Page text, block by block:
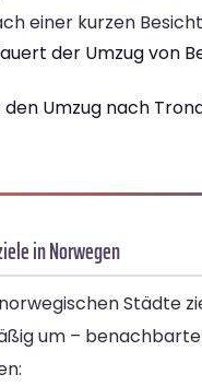
einer kurzen
der Umzug von
den Umzug nach
in Norwegen
Städte
um – benachbarte